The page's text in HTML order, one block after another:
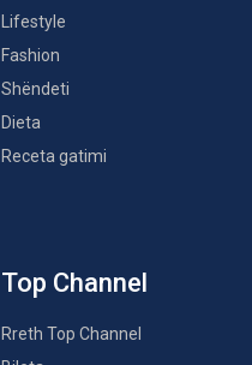
Lifestyle
Fashion
Shëndeti
Dieta
Receta gatimi
Top Channel
Rreth Top Channel